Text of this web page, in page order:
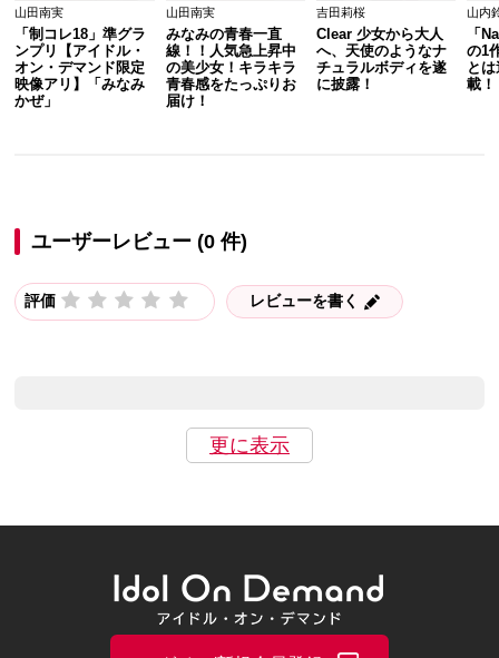
山田南実
「制コレ18」準グラ
ンプリ【アイドル・
オン・デマンド限定
映像アリ】「みなみ
かぜ」
山田南実
みなみの青春一直
線！！人気急上昇中
の美少女！キラキラ
青春感をたっぷりお
届け！
吉田莉桜
Clear 少女から大人
へ、天使のようなナ
チュラルボディを遂
に披露！
山内
「
の1
と
載！
ユーザーレビュー (0 件)
評価 レビューを書く
更に表示